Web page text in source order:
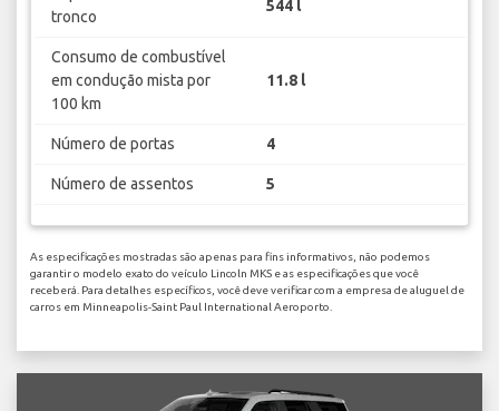
tronco
544 l
Consumo de combustível
em condução mista por
100 km
11.8 l
Número de portas 4
Número de assentos 5
As especificações mostradas são apenas para fins informativos, não podemos
garantir o modelo exato do veículo Lincoln MKS e as especificações que você
receberá. Para detalhes específicos, você deve verificar com a empresa de aluguel de
carros em Minneapolis-Saint Paul International Aeroporto.